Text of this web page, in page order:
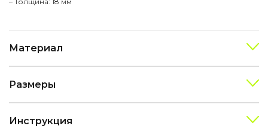
Материал
Размеры
Инструкция